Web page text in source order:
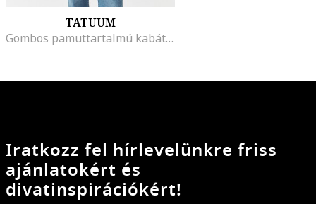
TATUUM
Gombos pamuttartalmú kabát, Tevebarna
Iratkozz fel hírlevelünkre friss
ajánlatokért és
divatinspirációkért!